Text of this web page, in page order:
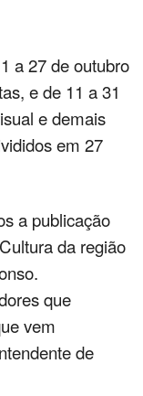
a 27 de outubro
e de 11 a 31
e demais
em 27
a publicação
da região
que
vem
de